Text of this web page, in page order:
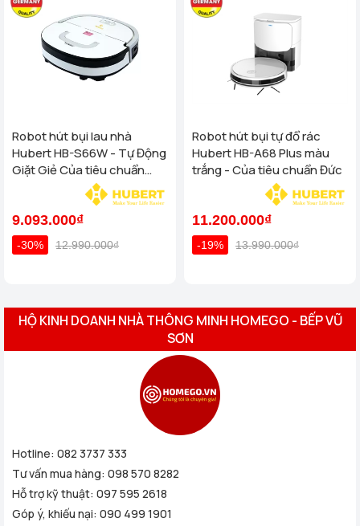
Robot hút bụi lau nhà
Hubert HB-S66W - Tự Động
Giặt Giẻ Của tiêu chuẩn
9.093.000₫
-30% 12.990.000₫
Robot hút bụi tự đổ rác
Hubert HB-A68 Plus màu
trắng - Của tiêu chuẩn Đức
11.200.000₫
-19% 13.990.000₫
HỘ KINH DOANH NHÀ THÔNG MINH HOMEGO - BẾP VŨ
SƠN
Hotline: 082 3737 333
Tư vấn mua hàng: 098 570 8282
Hỗ trợ kỹ thuật: 097 595 2618
Góp ý, khiếu nại: 090 499 1901